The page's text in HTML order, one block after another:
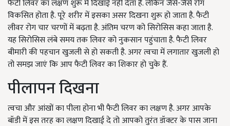
फैटी लिवर का लक्षण शुरू में दिखाई नहीं देता है. लेकिन जैसे-जैसे रोग
विकसित होता है. पूरे शरीर में इसका असर दिखना शुरू हो जाता है. फैटी
लीवर रोग चार चरणों में बढ़ता है. अंतिम चरण को सिरोसिस कहा जाता है.
यह सिरोसिस लंबे समय तक लिवर को नुकसान पहुंचाता है. फैटी लिवर
बीमारी की पहचान खुजली से हो सकती है. अगर त्वचा में लगातार खुजली हो
तो समझ जाएं कि आप फैटी लिवर का शिकार हो चुके हैं.
पीलापन दिखना
त्वचा और आंखों का पीला होना भी फैटी लिवर का लक्षण है. अगर आपके
बॉडी में इस तरह का लक्षण दिखाई दे तो आपको तुरंत डॉक्टर के पास जाना